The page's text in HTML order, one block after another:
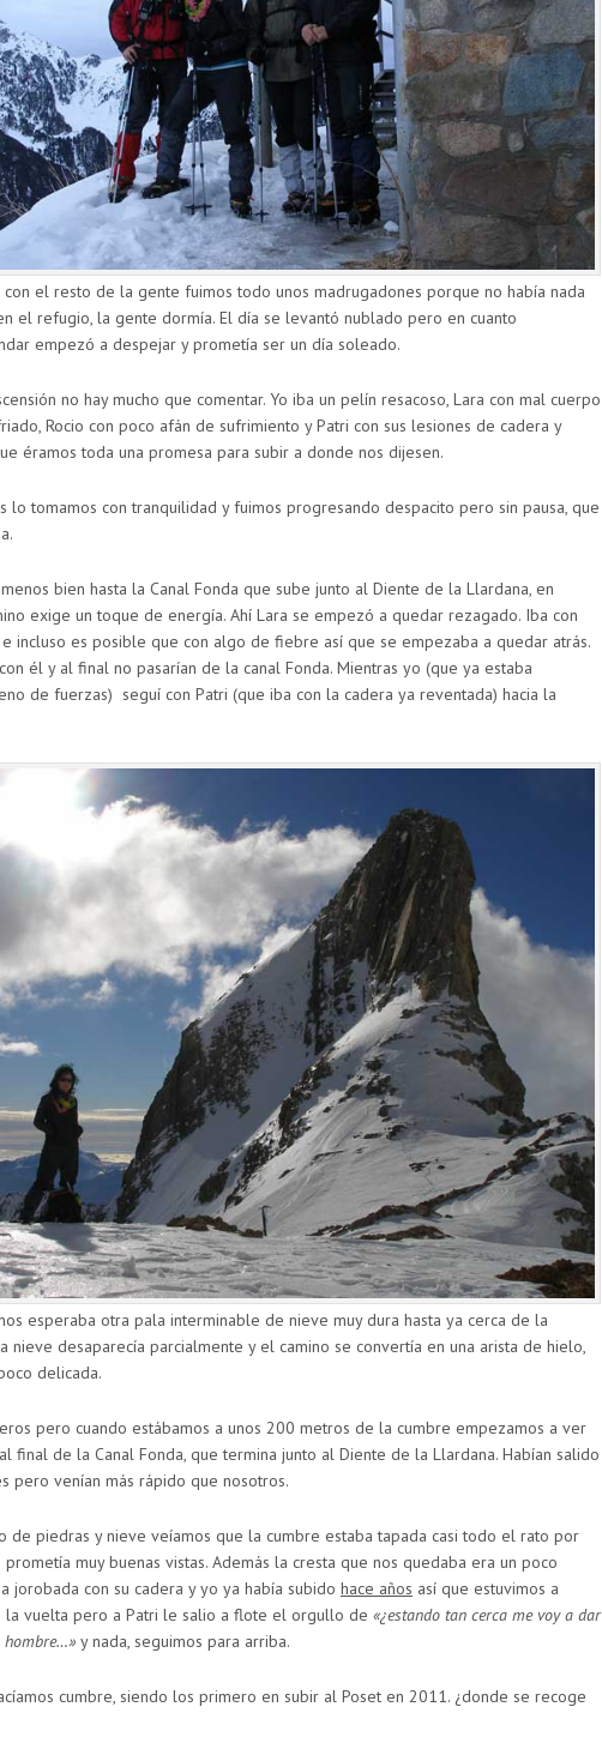
con el resto de la gente fuimos todo unos madrugadones porque no había nada
el refugio, la gente dormía. El día se levantó nublado pero en cuanto
empezó a despejar y prometía ser un día soleado.
no hay mucho que comentar. Yo iba un pelín resacoso, Lara con mal cuerpo
Rocio con poco afán de sufrimiento y Patri con sus lesiones de cadera y
éramos toda una promesa para subir a donde nos dijesen.
lo tomamos con tranquilidad y fuimos progresando despacito pero sin pausa, que
bien hasta la Canal Fonda que sube junto al Diente de la Llardana, en
exige un toque de energía. Ahí Lara se empezó a quedar rezagado. Iba con
incluso es posible que con algo de fiebre así que se empezaba a quedar atrás.
él y al final no pasarían de la canal Fonda. Mientras yo (que ya estaba
de fuerzas) seguí con Patri (que iba con la cadera ya reventada) hacia la
esperaba otra pala interminable de nieve muy dura hasta ya cerca de la
nieve desaparecía parcialmente y el camino se convertía en una arista de hielo,
delicada.
pero cuando estábamos a unos 200 metros de la cumbre empezamos a ver
final de la Canal Fonda, que termina junto al Diente de la Llardana. Habían salido
pero venían más rápido que nosotros.
de piedras y nieve veíamos que la cumbre estaba tapada casi todo el rato por
muy buenas vistas. Además la cresta que nos quedaba era un poco
jorobada con su cadera y yo ya había subido hace años así que estuvimos a
la vuelta pero a Patri le salio a flote el orgullo de «¿estando tan cerca me voy a dar
hombre…»y nada, seguimos para arriba.
cumbre, siendo los primero en subir al Poset en 2011. ¿donde se recoge